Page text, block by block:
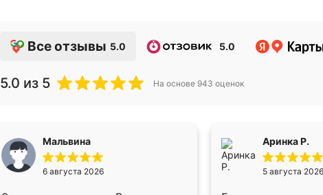
Все отзывы 5.0 5.0
5.0 из 5 На основе 943 оценок
Мальвина
6 августа 2026
Аринка Р.
5 августа 2026